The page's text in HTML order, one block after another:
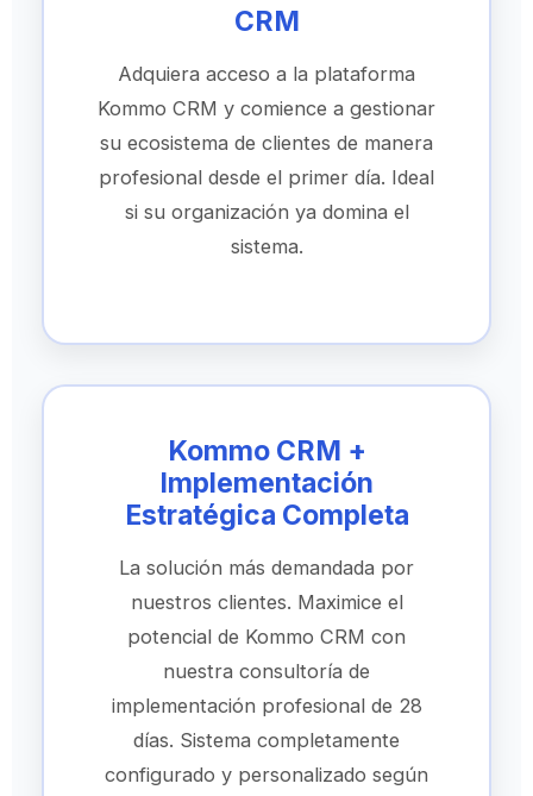
CRM
Adquiera acceso a la plataforma
Kommo CRM y comience a gestionar
su ecosistema de clientes de manera
profesional desde el primer día. Ideal
si su organización ya domina el
sistema.
Kommo CRM +
Implementación
Estratégica Completa
La solución más demandada por
nuestros clientes. Maximice el
potencial de Kommo CRM con
nuestra consultoría de
implementación profesional de 28
días. Sistema completamente
configurado y personalizado según